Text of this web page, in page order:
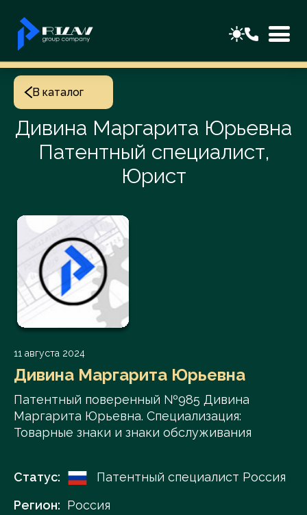
В каталог
Дивина Маргарита Юрьевна
Патентный специалист,
Юрист
11 августа 2024
Дивина Маргарита Юрьевна
Патентный поверенный №985 Дивина
Маргарита Юрьевна. Специализация:
Товарные знаки и знаки обслуживания
Статус:
Патентный специалист Россия
Регион: Россия